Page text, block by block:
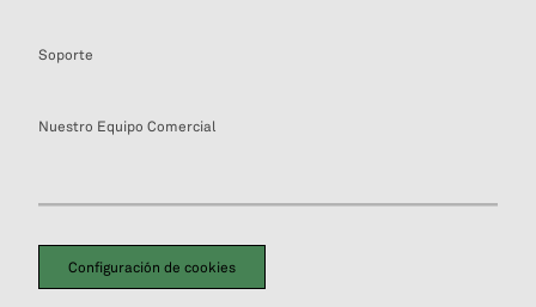
Soporte
Nuestro Equipo Comercial
Configuración de cookies